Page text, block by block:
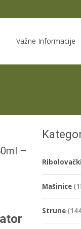
Važne Informacije
–
Mašinice
Strune